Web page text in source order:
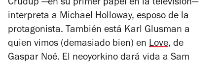
Crudup —en su primer papel en la televisión—
interpreta a Michael Holloway, esposo de la
protagonista. También está Karl Glusman a
quien vimos (demasiado bien) en Love, de
Gaspar Noé. El neoyorkino dará vida a Sam